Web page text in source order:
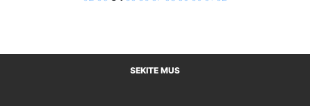
SEKITE MUS